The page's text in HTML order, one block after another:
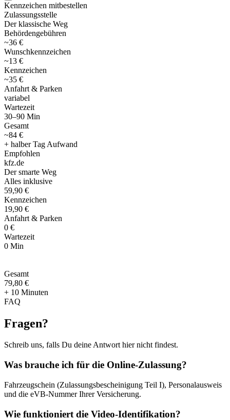
Kennzeichen mitbestellen
Zulassungsstelle
Der klassische Weg
Behördengebühren
~36 €
Wunschkennzeichen
~13 €
Kennzeichen
~35 €
Anfahrt & Parken
variabel
Wartezeit
30–90 Min
Gesamt
~84 €
+ halber Tag Aufwand
Empfohlen
kfz.de
Der smarte Weg
Alles inklusive
59,90 €
Kennzeichen
19,90 €
Anfahrt & Parken
0 €
Wartezeit
0 Min
Gesamt
79,80 €
+ 10 Minuten
FAQ
Fragen?
Schreib uns, falls Du deine Antwort hier nicht findest.
Was brauche ich für die Online-Zulassung?
Fahrzeugschein (Zulassungsbescheinigung Teil I), Personalausweis
und die eVB-Nummer Ihrer Versicherung.
Wie funktioniert die Video-Identifikation?